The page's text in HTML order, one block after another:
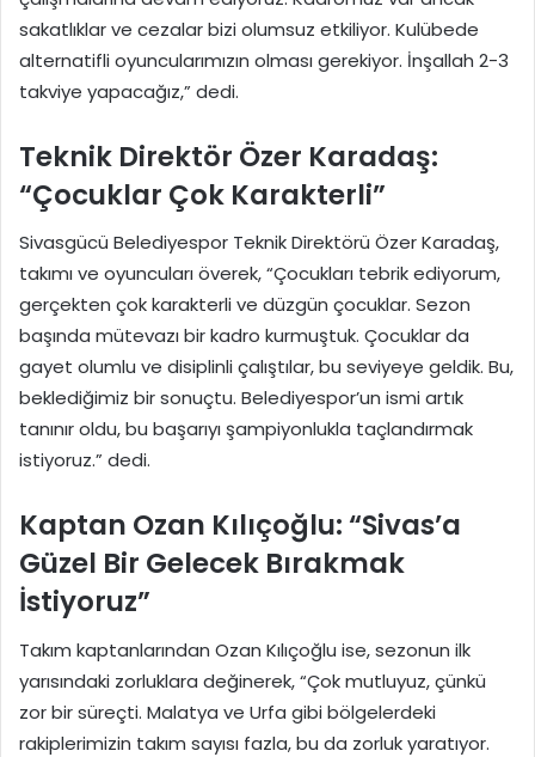
sakatlıklar ve cezalar bizi olumsuz etkiliyor. Kulübede
alternatifli oyuncularımızın olması gerekiyor. İnşallah 2-3
takviye yapacağız,” dedi.
Teknik Direktör Özer Karadaş:
“Çocuklar Çok Karakterli”
Sivasgücü Belediyespor Teknik Direktörü Özer Karadaş,
takımı ve oyuncuları överek, “Çocukları tebrik ediyorum,
gerçekten çok karakterli ve düzgün çocuklar. Sezon
başında mütevazı bir kadro kurmuştuk. Çocuklar da
gayet olumlu ve disiplinli çalıştılar, bu seviyeye geldik. Bu,
beklediğimiz bir sonuçtu. Belediyespor’un ismi artık
tanınır oldu, bu başarıyı şampiyonlukla taçlandırmak
istiyoruz.” dedi.
Kaptan Ozan Kılıçoğlu: “Sivas’a
Güzel Bir Gelecek Bırakmak
İstiyoruz”
Takım kaptanlarından Ozan Kılıçoğlu ise, sezonun ilk
yarısındaki zorluklara değinerek, “Çok mutluyuz, çünkü
zor bir süreçti. Malatya ve Urfa gibi bölgelerdeki
rakiplerimizin takım sayısı fazla, bu da zorluk yaratıyor.